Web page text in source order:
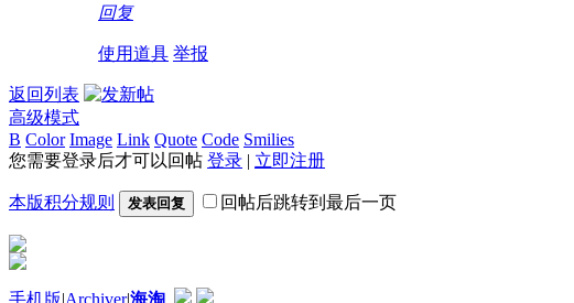
回复
使用道具 举报
返回列表
高级模式
B Color Image Link Quote Code Smilies
您需要登录后才可以回帖 登录 | 立即注册
本版积分规则 发表回复 回帖后跳转到最后一页
手机版|Archiver|海淘